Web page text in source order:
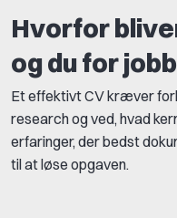
Hvorfor
og du for
Et effektivt CV kræver
research og ved, hvad
erfaringer, der bedst
til at løse opgaven.